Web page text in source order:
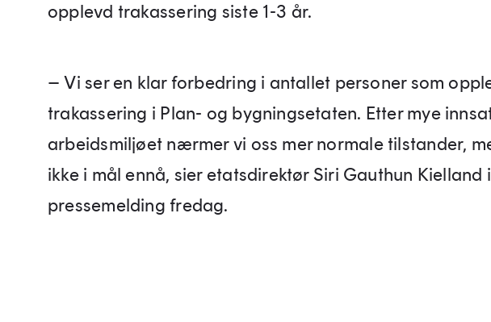
opplevd trakassering siste 1-3 år.
– Vi ser en klar forbedring i antallet personer som
trakassering i Plan- og bygningsetaten. Etter mye
arbeidsmiljøet nærmer vi oss mer normale tilstander,
ikke i mål ennå, sier etatsdirektør Siri Gauthun Kielland
pressemelding fredag.